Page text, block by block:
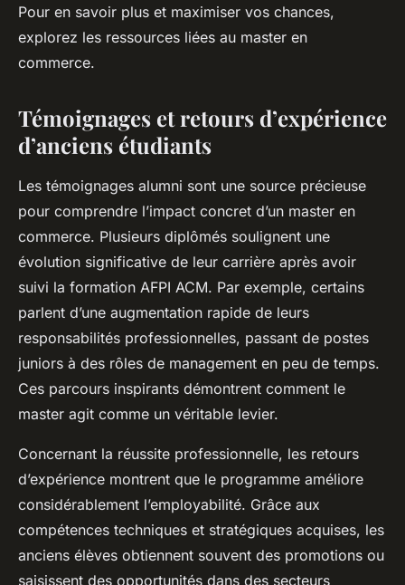
Pour en savoir plus et maximiser vos chances,
explorez les ressources liées au master en
commerce.
Témoignages et retours d’expérience
d’anciens étudiants
Les témoignages alumni sont une source précieuse
pour comprendre l’impact concret d’un master en
commerce. Plusieurs diplômés soulignent une
évolution significative de leur carrière après avoir
suivi la formation AFPI ACM. Par exemple, certains
parlent d’une augmentation rapide de leurs
responsabilités professionnelles, passant de postes
juniors à des rôles de management en peu de temps.
Ces parcours inspirants démontrent comment le
master agit comme un véritable levier.
Concernant la réussite professionnelle, les retours
d’expérience montrent que le programme améliore
considérablement l’employabilité. Grâce aux
compétences techniques et stratégiques acquises, les
anciens élèves obtiennent souvent des promotions ou
saisissent des opportunités dans des secteurs